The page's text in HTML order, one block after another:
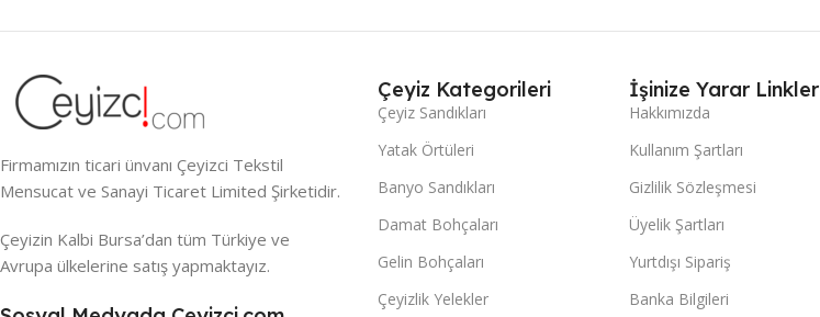
Firmamızın ticari ünvanı Çeyizci Tekstil
Mensucat ve Sanayi Ticaret Limited Şirketidir.
Çeyizin Kalbi Bursa’dan tüm Türkiye ve
Avrupa ülkelerine satış yapmaktayız.
Çeyiz Kategorileri
Çeyiz Sandıkları
Yatak Örtüleri
Banyo Sandıkları
Damat Bohçaları
Gelin Bohçaları
Çeyizlik Yelekler
İşinize Yarar Linkler
Hakkımızda
Kullanım Şartları
Gizlilik Sözleşmesi
Üyelik Şartları
Yurtdışı Sipariş
Banka Bilgileri